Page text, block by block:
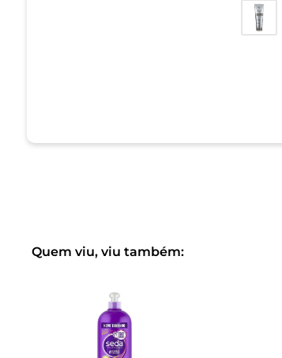
Quem viu, viu também: